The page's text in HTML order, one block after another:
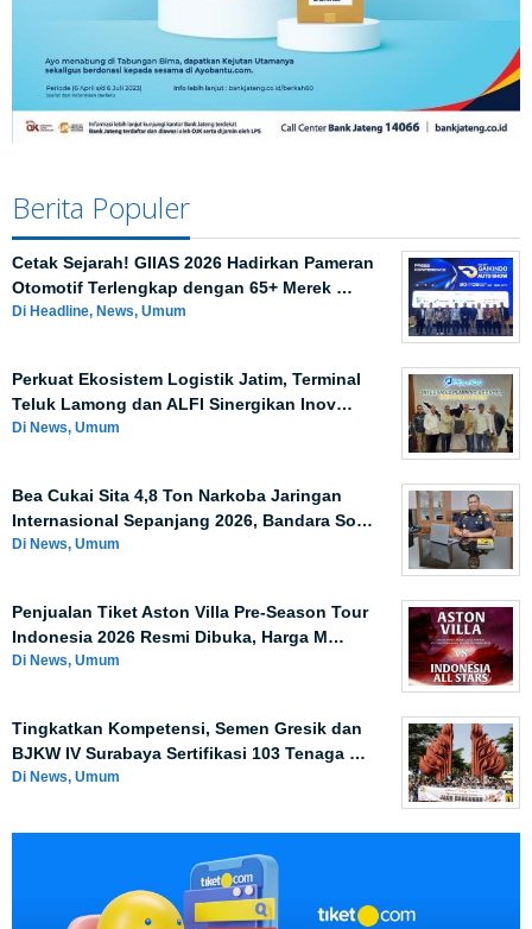
Berita Populer
Cetak Sejarah! GIIAS 2026 Hadirkan Pameran
Otomotif Terlengkap dengan 65+ Merek …
Di Headline, News, Umum
Perkuat Ekosistem Logistik Jatim, Terminal
Teluk Lamong dan ALFI Sinergikan Inov…
Di News, Umum
Bea Cukai Sita 4,8 Ton Narkoba Jaringan
Internasional Sepanjang 2026, Bandara So…
Di News, Umum
Penjualan Tiket Aston Villa Pre-Season Tour
Indonesia 2026 Resmi Dibuka, Harga M…
Di News, Umum
Tingkatkan Kompetensi, Semen Gresik dan
BJKW IV Surabaya Sertifikasi 103 Tenaga …
Di News, Umum